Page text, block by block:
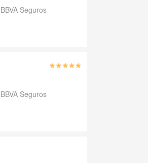
BBVA Seguros
BBVA Seguros